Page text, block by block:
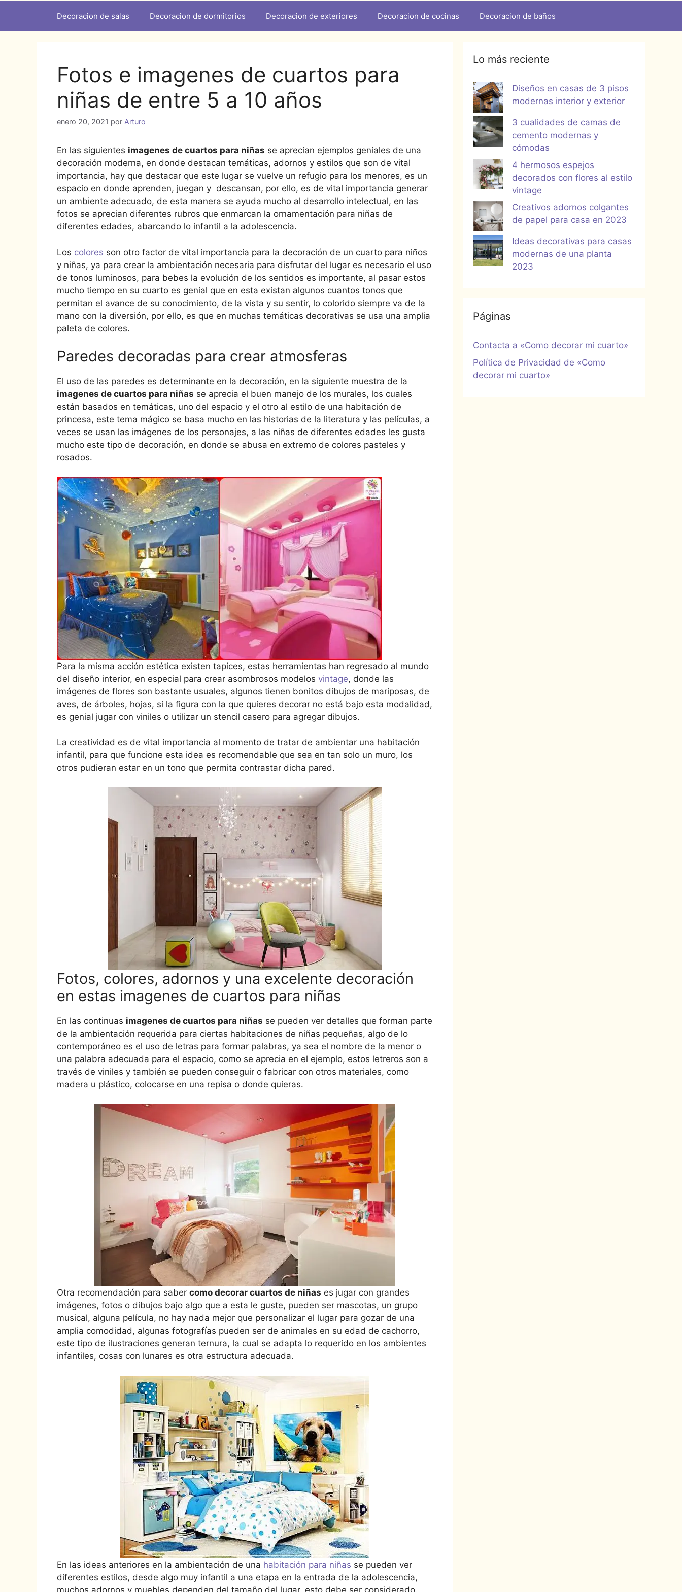
Decoracion de salas Decoracion de dormitorios Decoracion de exteriores Decoracion de cocinas Decoracion de baños
Fotos e imagenes de cuartos para
niñas de entre 5 a 10 años
enero 20, 2021 por Arturo
En las siguientes imagenes de cuartos para niñas se aprecian ejemplos geniales de una
decoración moderna, en donde destacan temáticas, adornos y estilos que son de vital
importancia, hay que destacar que este lugar se vuelve un refugio para los menores, es un
espacio en donde aprenden, juegan y descansan, por ello, es de vital importancia generar
un ambiente adecuado, de esta manera se ayuda mucho al desarrollo intelectual, en las
fotos se aprecian diferentes rubros que enmarcan la ornamentación para niñas de
diferentes edades, abarcando lo infantil a la adolescencia.
Los colores son otro factor de vital importancia para la decoración de un cuarto para niños
y niñas, ya para crear la ambientación necesaria para disfrutar del lugar es necesario el uso
de tonos luminosos, para bebes la evolución de los sentidos es importante, al pasar estos
mucho tiempo en su cuarto es genial que en esta existan algunos cuantos tonos que
permitan el avance de su conocimiento, de la vista y su sentir, lo colorido siempre va de la
mano con la diversión, por ello, es que en muchas temáticas decorativas se usa una amplia
paleta de colores.
Paredes decoradas para crear atmosferas
El uso de las paredes es determinante en la decoración, en la siguiente muestra de la
imagenes de cuartos para niñas se aprecia el buen manejo de los murales, los cuales
están basados en temáticas, uno del espacio y el otro al estilo de una habitación de
princesa, este tema mágico se basa mucho en las historias de la literatura y las películas, a
veces se usan las imágenes de los personajes, a las niñas de diferentes edades les gusta
mucho este tipo de decoración, en donde se abusa en extremo de colores pasteles y
rosados.
Para la misma acción estética existen tapices, estas herramientas han regresado al mundo
del diseño interior, en especial para crear asombrosos modelos vintage, donde las
imágenes de flores son bastante usuales, algunos tienen bonitos dibujos de mariposas, de
aves, de árboles, hojas, si la figura con la que quieres decorar no está bajo esta modalidad,
es genial jugar con viniles o utilizar un stencil casero para agregar dibujos.
La creatividad es de vital importancia al momento de tratar de ambientar una habitación
infantil, para que funcione esta idea es recomendable que sea en tan solo un muro, los
otros pudieran estar en un tono que permita contrastar dicha pared.
Fotos, colores, adornos y una excelente decoración
en estas imagenes de cuartos para niñas
En las continuas imagenes de cuartos para niñas se pueden ver detalles que forman parte
de la ambientación requerida para ciertas habitaciones de niñas pequeñas, algo de lo
contemporáneo es el uso de letras para formar palabras, ya sea el nombre de la menor o
una palabra adecuada para el espacio, como se aprecia en el ejemplo, estos letreros son a
través de viniles y también se pueden conseguir o fabricar con otros materiales, como
madera u plástico, colocarse en una repisa o donde quieras.
Otra recomendación para saber como decorar cuartos de niñas es jugar con grandes
imágenes, fotos o dibujos bajo algo que a esta le guste, pueden ser mascotas, un grupo
musical, alguna película, no hay nada mejor que personalizar el lugar para gozar de una
amplia comodidad, algunas fotografías pueden ser de animales en su edad de cachorro,
este tipo de ilustraciones generan ternura, la cual se adapta lo requerido en los ambientes
infantiles, cosas con lunares es otra estructura adecuada.
En las ideas anteriores en la ambientación de una habitación para niñas se pueden ver
diferentes estilos, desde algo muy infantil a una etapa en la entrada de la adolescencia,
muchos adornos y muebles dependen del tamaño del lugar, esto debe ser considerado.
Lo más reciente
Diseños en casas de 3 pisos
modernas interior y exterior
3 cualidades de camas de
cemento modernas y
cómodas
4 hermosos espejos
decorados con flores al estilo
vintage
Creativos adornos colgantes
de papel para casa en 2023
Ideas decorativas para casas
modernas de una planta
2023
Páginas
Contacta a «Como decorar mi cuarto»
Política de Privacidad de «Como
decorar mi cuarto»